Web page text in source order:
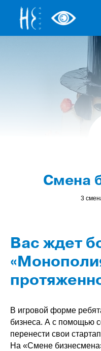
Смена
3
Вас ждет
В игровой форме
бизнеса. А с помощью
перенести свои
На «Смене